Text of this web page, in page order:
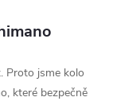
Proto jsme kolo
které bezpečně